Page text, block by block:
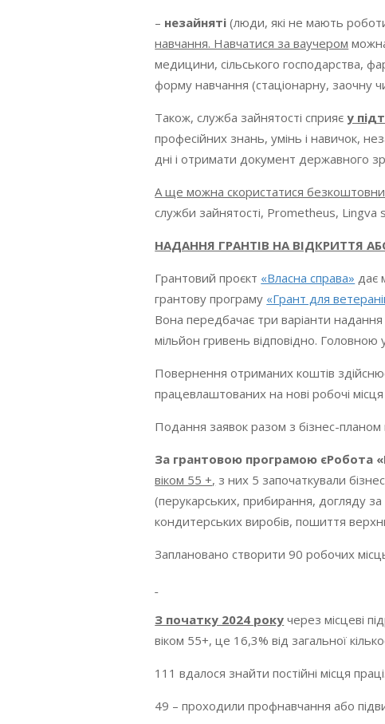
– незайняті (люди, які не мають
навчання. Навчатися за ваучером
медицини, сільського господарства,
форму навчання (стаціонарну, заочну
Також, служба зайнятості сприяєу
професійних знань, умінь і навичок,
дні і отримати документ державного
А ще можна скористатися
служби зайнятості, Prometheus, Lingva
НАДАННЯ ГРАНТІВ НА ВІДКРИТТЯ
Грантовий проєкт «Власна справа» дає
грантову програму «Грант для
Вона передбачає три варіанти
мільйон гривень відповідно.
Повернення отриманих коштів
працевлаштованих на нові робочі місця
Подання заявок разом з бізнес-
За грантовою програмою єРобота «
віком 55 +, з них 5 започаткували
(перукарських, прибирання, догляду
кондитерських виробів, пошиття
Заплановано створити 90 робочих
З початку 2024 року через місцеві
віком 55+, це 16,3% від загальної
111 вдалося знайти постійні місця праці.
49 – проходили профнавчання або